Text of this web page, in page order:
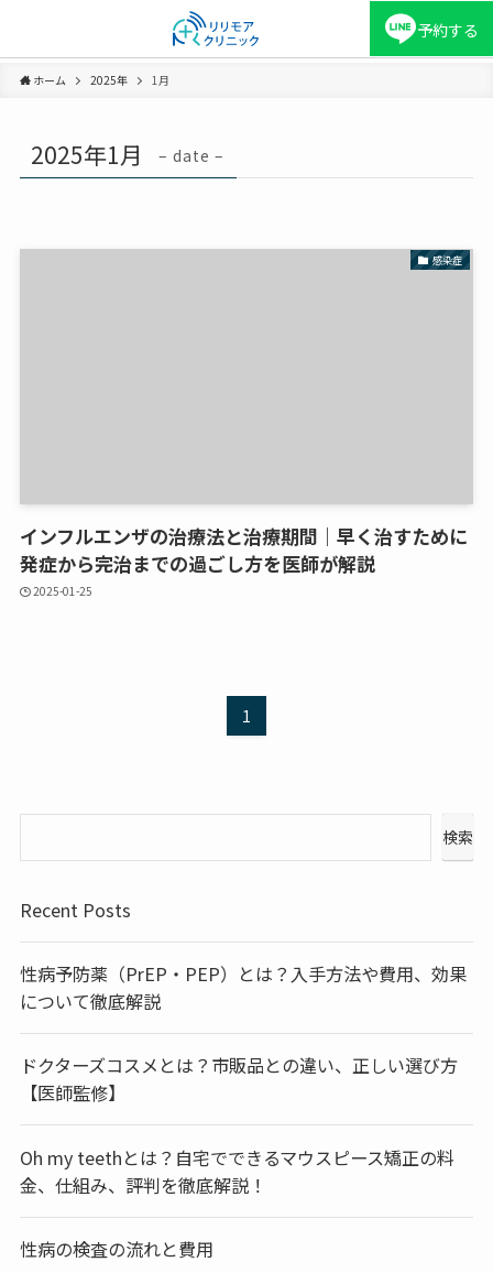
予約する
ホーム 2025年 1月
2025年1月 – date –
感染症
インフルエンザの治療法と治療期間｜早く治すために
発症から完治までの過ごし方を医師が解説
2025-01-25
1
検索
Recent Posts
性病予防薬（PrEP・PEP）とは？入手方法や費用、効果
について徹底解説
ドクターズコスメとは？市販品との違い、正しい選び方
【医師監修】
Oh my teethとは？自宅でできるマウスピース矯正の料
金、仕組み、評判を徹底解説！
性病の検査の流れと費用